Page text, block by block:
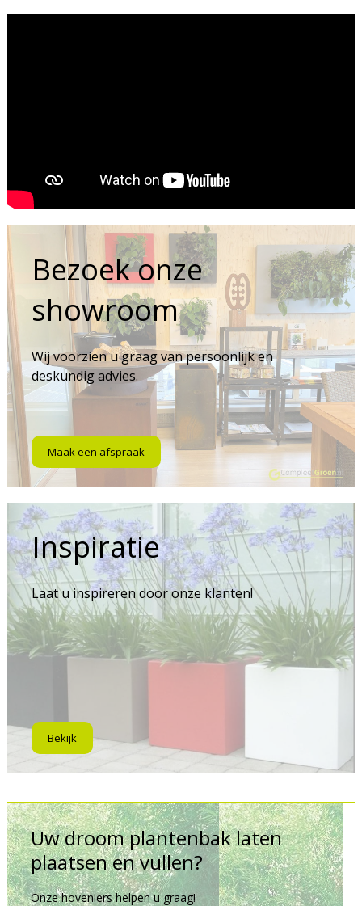
Bezoek onze
showroom
Wij voorzien u graag van persoonlijk en
deskundig advies.
Maak een afspraak
Inspiratie
Laat u inspireren door onze klanten!
Bekijk
Uw droom plantenbak laten
plaatsen en vullen?
Onze hoveniers helpen u graag!